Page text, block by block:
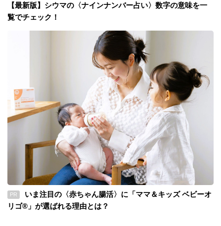
【最新版】シウマの〈ナインナンバー占い〉数字の意味を一
覧でチェック！
PR
いま注目の〈赤ちゃん腸活〉に「ママ＆キッズ ベビーオ
リゴ®」が選ばれる理由とは？